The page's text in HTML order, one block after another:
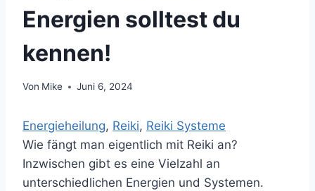
Energien solltest du
kennen!
Von Mike Juni 6, 2024
Energieheilung, Reiki, Reiki Systeme
Wie fängt man eigentlich mit Reiki an?
Inzwischen gibt es eine Vielzahl an
unterschiedlichen Energien und Systemen.